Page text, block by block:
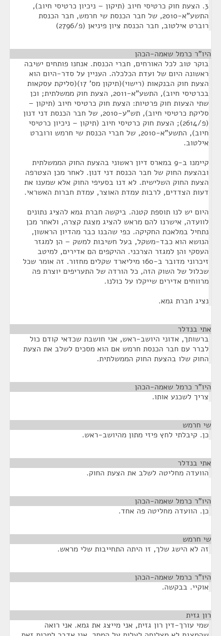
3. הצעת חוק כרטיסי חיוב (תיקון – ניכיון כרטיסי חיוב),
התשע"א-2010, של חבר הכנסת שי חרמש, חבר הכנסת
רוברט אילטוב, חבר הכנסת ציון פיניאן (פ/2796)
היו"ר כרמל שאמה-הכהן
בוקר טוב לכל האורחים, חברי הכנסת. אנחנו פותחים ישיבה
ראשונה היום של ועדת הכלכלה. העניין על סדר-היום הוא
הצעת חוק הבנקאות (רישוי)(תיקון מס' 17)(סליקת עסקאות
בכרטיסי חיוב), התשע"א-2011, הצעת חוק ממשלתית; וכן
שתי הצעות חוק פרטיות: הצעת חוק כרטיסי חיוב (תיקון –
סליקת כרטיסי חיוב), תש"ע-2010, של חבר הכנסת דני דנון
(פ/2614); הצעת חוק כרטיסי חיוב (תיקון – ניכיון כרטיסי
חיוב), התשע"א-2010, של חברי הכנסת שי חרמש ורוברט
אילטוב.
קיימנו ב-9 במארס דיון ראשוני בהצעת החוק הממשלתית
ובהצעת החוק של חבר הכנסת דני דנון. לאחר מכן הצטרפה
הצעת החוק השלישית. לא דנו בסעיפי החוק אלא שמענו את
דעות הצדדים, לרבות עמדת האוצר, עמדת חברות האשראי.
היום יש לנו תוספת קטנה. ביקשה חברת גמא להציג נתונים
לוועדה, אישרנו להם מראש להציג מצגת קצרה, ולאחר מכן
נתחיל במלאכת החקיקה. כפי שהבנו כבר מהדיון הראשון,
הנושא הוא כבד-משקל, בעל חשיבות למשק – הן למגזר
העסקי והן למגזר הצרכני. ההיקפים הם אדירים, למיטב
זיכרוני מדובר ב-160 מיליארד שקלים מחזור. זה אומר שכל
שכלול של השוק הזה, כל הורדה של התעריפים יוצרת פה
מרווחים אדירים שייקלו על כולנו.
נציג חברת גמא.
אתי בנדלר
ברשותך, אדוני היושב-ראש, אני חושבת שכדאי קודם כול
לברר עם חבר הכנסת חרמש אם הוא מסכים לשלב את הצעת
החוק שלו בהצעת החוק הממשלתית.
היו"ר כרמל שאמה-הכהן
צריך לשכנע אותו.
שי חרמש
כן. קיבלתי לחץ פיזי מתון מהיושב-ראש.
אתי בנדלר
הוועדה מחליטה לשלב את הצעת החוק.
היו"ר כרמל שאמה-הכהן
כן. הוועדה מחליטה פה אחד.
שי חרמש
זה לא הישג שלך, זו היתה התחייבות שלי מראש.
היו"ר כרמל שאמה-הכהן
אוקיי. בבקשה.
רון גזית
שמי עורך-דין רון גזית, אני מייצג את גמא. אני רואה